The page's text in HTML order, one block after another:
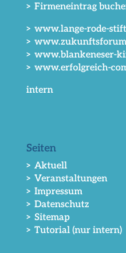
> Firmeneintrag
> www.lange-rode-
>
> www.blankeneser-
> www.erfolgreich-
intern
Seiten
> Aktuell
> Veranstaltungen
> Impressum
> Datenschutz
> Sitemap
> Tutorial (nur intern)